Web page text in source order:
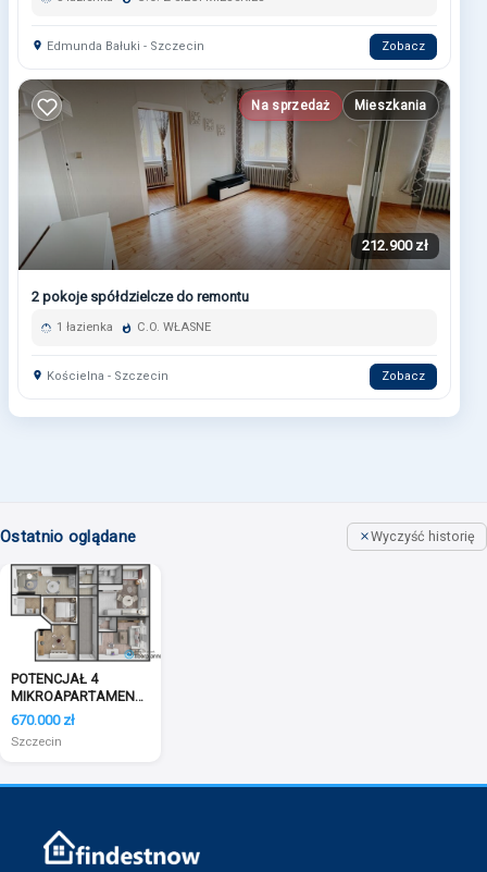
Edmunda Bałuki - Szczecin Zobacz
Na sprzedaż Mieszkania
212.900 zł
2 pokoje spółdzielcze do remontu
1 łazienka C.O. WŁASNE
Kościelna - Szczecin Zobacz
Ostatnio oglądane Wyczyść historię
POTENCJAŁ 4
MIKROAPARTAMENTÓW
W CENTRUM
SZCZECINA
670.000 zł
Szczecin